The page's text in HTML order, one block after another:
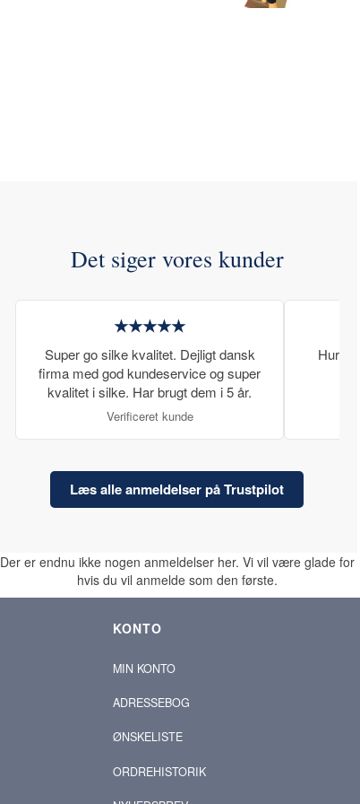
Det siger vores kunder
★★★★★
Super go silke kvalitet. Dejligt dansk
firma med god kundeservice og super
kvalitet i silke. Har brugt dem i 5 år.
Verificeret kunde
Hurtig
Læs alle anmeldelser på Trustpilot
Der er endnu ikke nogen anmeldelser her. Vi vil være glade for
hvis du vil anmelde som den første.
KONTO
MIN KONTO
ADRESSEBOG
ØNSKELISTE
ORDREHISTORIK